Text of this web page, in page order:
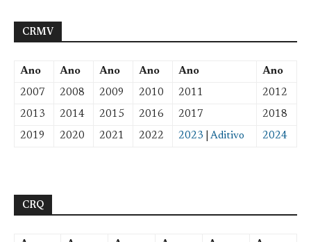
CRMV
Ano Ano Ano Ano Ano Ano
2007 2008 2009 2010 2011 2012
2013 2014 2015 2016 2017 2018
2019 2020 2021 2022 2023 Aditivo 2024
CRQ